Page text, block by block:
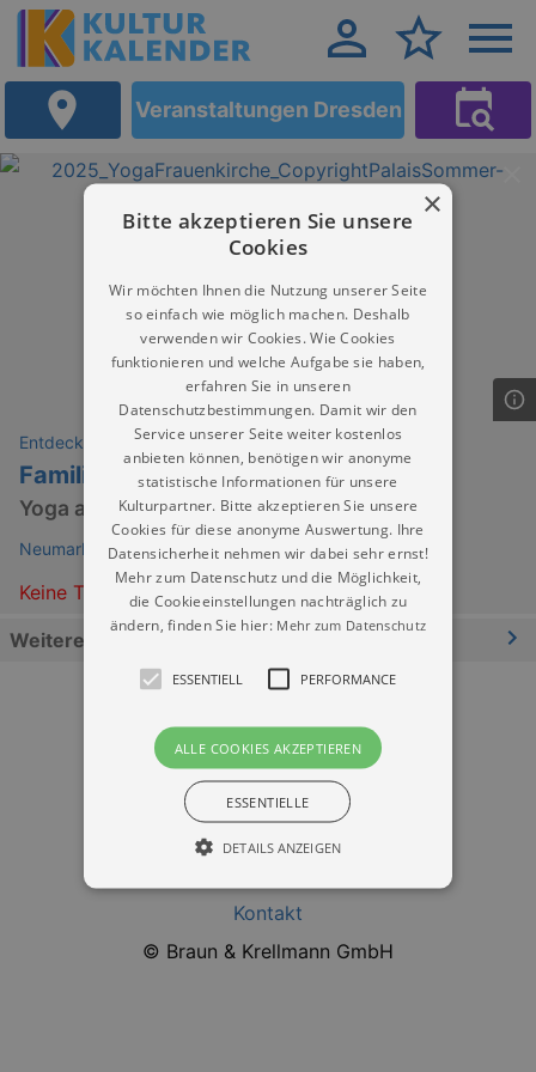
Veranstaltungen Dresden
Entdeckungen
Familienyoga | Simon Scheliga
Yoga an der Frauenkirche
Neumarkt Dresden
Keine Termine
Weitere Informationen
Datenschutz
Kontakt
© Braun & Krellmann GmbH
×
Bitte akzeptieren Sie unsere
Cookies
Wir möchten Ihnen die Nutzung unserer Seite
so einfach wie möglich machen. Deshalb
verwenden wir Cookies. Wie Cookies
funktionieren und welche Aufgabe sie haben,
erfahren Sie in unseren
Datenschutzbestimmungen. Damit wir den
Service unserer Seite weiter kostenlos
anbieten können, benötigen wir anonyme
statistische Informationen für unsere
Kulturpartner. Bitte akzeptieren Sie unsere
Cookies für diese anonyme Auswertung. Ihre
Datensicherheit nehmen wir dabei sehr ernst!
Mehr zum Datenschutz und die Möglichkeit,
die Cookieeinstellungen nachträglich zu
ändern, finden Sie hier: Mehr zum Datenschutz
ESSENTIELL PERFORMANCE
ALLE COOKIES AKZEPTIEREN
ESSENTIELLE
DETAILS ANZEIGEN